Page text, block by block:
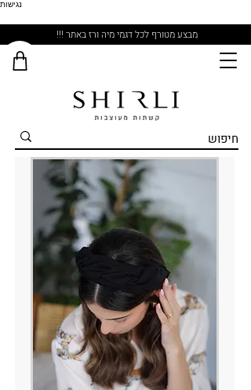
נגישות
מבצע מטורף לכל דגמי מיה ורז באתר !!!